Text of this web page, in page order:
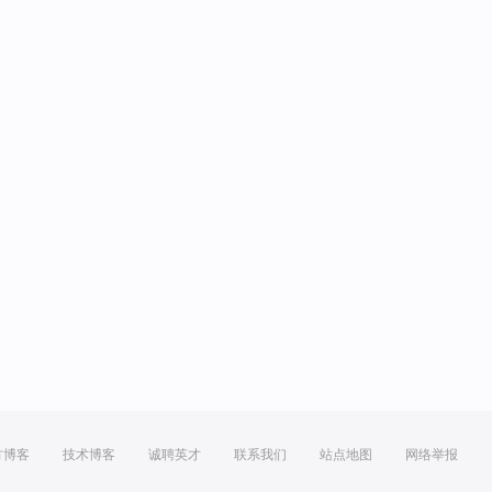
博客 技术博客 诚聘英才 联系我们 站点地图 网络举报